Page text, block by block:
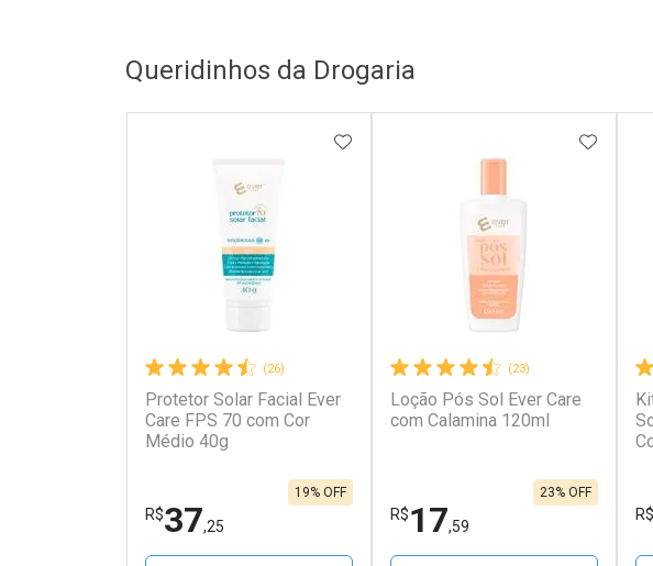
Queridinhos da Drogaria
(26)
Protetor Solar Facial Ever
Care FPS 70 com Cor
Médio 40g
R$37,25
19% OFF
ADICIONAR AOS FAVORITOS
(23)
Loção Pós Sol Ever Care
com Calamina 120ml
R$17,59
23% OFF
R$